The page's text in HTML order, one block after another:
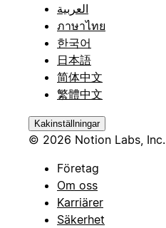
العربية
ภาษาไทย
한국어
日本語
简体中文
繁體中文
Kakinställningar
© 2026 Notion Labs, Inc.
Företag
Om oss
Karriärer
Säkerhet